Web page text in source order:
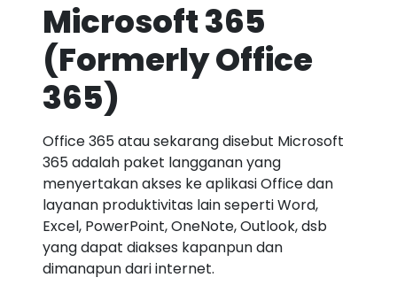
Microsoft 365
(Formerly Office
365)
Office 365 atau sekarang disebut Microsoft
365 adalah paket langganan yang
menyertakan akses ke aplikasi Office dan
layanan produktivitas lain seperti Word,
Excel, PowerPoint, OneNote, Outlook, dsb
yang dapat diakses kapanpun dan
dimanapun dari internet.